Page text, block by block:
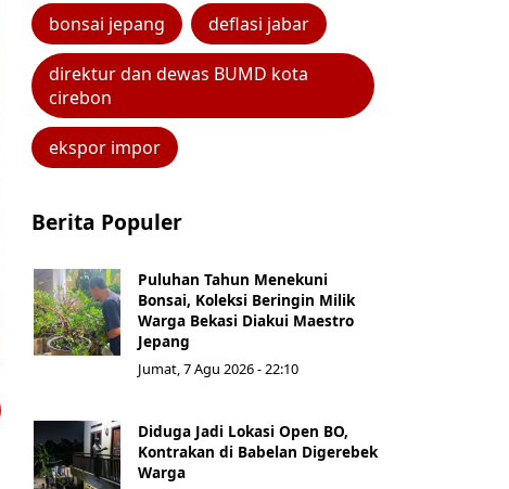
bonsai jepang deflasi jabar
direktur dan dewas BUMD kota
cirebon
ekspor impor
Berita Populer
Puluhan Tahun Menekuni
Bonsai, Koleksi Beringin Milik
Warga Bekasi Diakui Maestro
Jepang
Jumat, 7 Agu 2026 - 22:10
Diduga Jadi Lokasi Open BO,
Kontrakan di Babelan Digerebek
Warga